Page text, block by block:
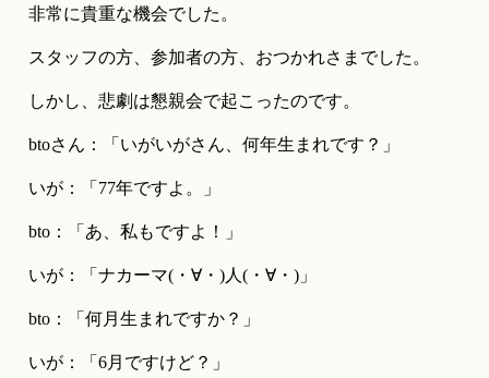
非常に貴重な機会でした。
スタッフの方、参加者の方、おつかれさまでした。
しかし、悲劇は懇親会で起こったのです。
btoさん：「いがいがさん、何年生まれです？」
いが：「77年ですよ。」
bto：「あ、私もですよ！」
いが：「ナカーマ(・∀・)人(・∀・)」
bto：「何月生まれですか？」
いが：「6月ですけど？」